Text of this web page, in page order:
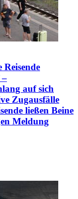
Reisende
–
auf sich
Zugausfälle
ließen Beine
Meldung